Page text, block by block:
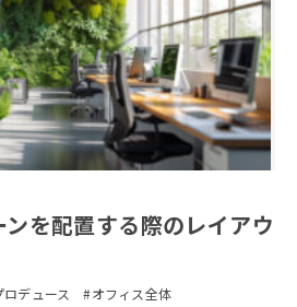
を配置する際のレイアウ
デュース
#オフィス全体